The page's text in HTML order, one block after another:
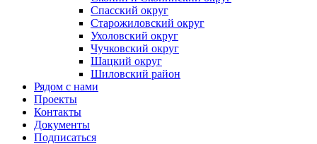
Спасский округ
Старожиловский округ
Ухоловский округ
Чучковский округ
Шацкий округ
Шиловский район
Рядом с нами
Проекты
Контакты
Документы
Подписаться